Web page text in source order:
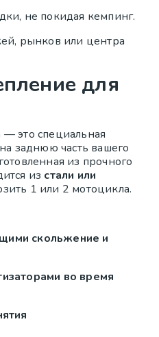
не покидая кемпинг.
рынков или центра
для
это специальная
заднюю часть вашего
из прочного
из стали или
1 или 2 мотоцикла.
скольжение и
во время